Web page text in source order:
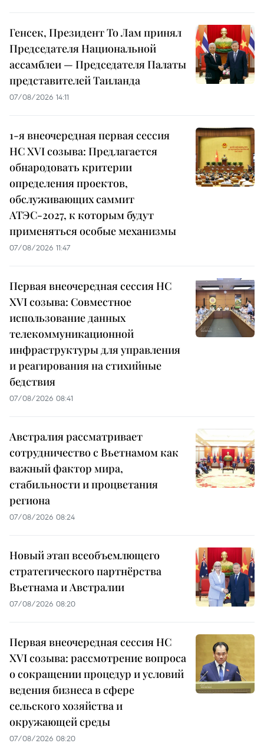
Генсек, Президент То Лам принял
Председателя Национальной
ассамблеи — Председателя Палаты
представителей Таиланда
07/08/2026 14:11
1-я внеочередная первая сессия
НС XVI созыва: Предлагается
обнародовать критерии
определения проектов,
обслуживающих саммит
АТЭС-2027, к которым будут
применяться особые механизмы
07/08/2026 11:47
Первая внеочередная сессия НС
XVI созыва: Совместное
использование данных
телекоммуникационной
инфраструктуры для управления
и реагирования на стихийные
бедствия
07/08/2026 08:41
Австралия рассматривает
сотрудничество с Вьетнамом как
важный фактор мира,
стабильности и процветания
региона
07/08/2026 08:24
Новый этап всеобъемлющего
стратегического партнёрства
Вьетнама и Австралии
07/08/2026 08:20
Первая внеочередная сессия НС
XVI созыва: рассмотрение вопроса
о сокращении процедур и условий
ведения бизнеса в сфере
сельского хозяйства и
окружающей среды
07/08/2026 08:20